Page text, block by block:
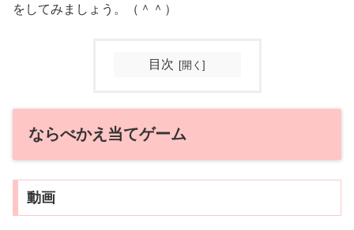
をしてみましょう。（＾＾）
目次
ならべかえ当てゲーム
動画